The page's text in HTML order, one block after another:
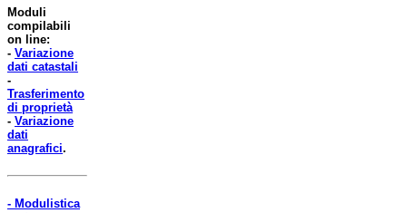
Moduli
compilabili
on line:
- Variazione
dati catastali
-
Trasferimento
di proprietà
- Variazione
dati
anagrafici.
- Modulistica